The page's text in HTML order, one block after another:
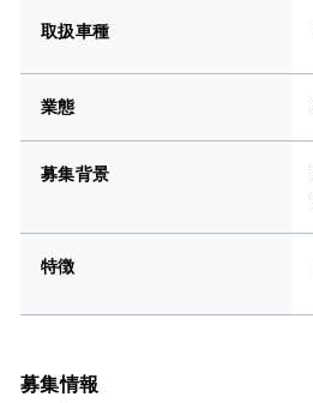
取扱車種
業態
募集背景
特徴
募集情報